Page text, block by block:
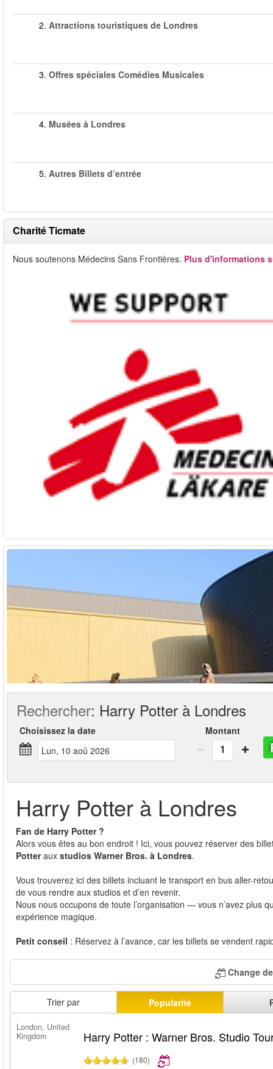
2. Attractions touristiques de Londres
3. Offres spéciales Comédies Musicales
4. Musées à Londres
5. Autres Billets d’entrée
Charité Ticmate
Nous soutenons Médecins Sans Frontières. Plus d'informations
Rechercher: Harry Potter à Londres
Choisissez la date
lun, 10 aoû 2026
Montant
1
Harry Potter à Londres
Fan de Harry Potter ?
Alors vous êtes au bon endroit ! Ici, vous pouvez réserver des
Potteraux studios Warner Bros. à Londres.
Vous trouverez ici des billets incluant le transport en bus aller-
de vous rendre aux studios et d’en revenir.
Nous nous occupons de toute l’organisation — vous n’avez plus
expérience magique.
Petit conseil : Réservez à l’avance, car les billets se vendent
Change
Trier par Popularité
London, United
Kingdom
Harry Potter : Warner Bros. Studio
(180)